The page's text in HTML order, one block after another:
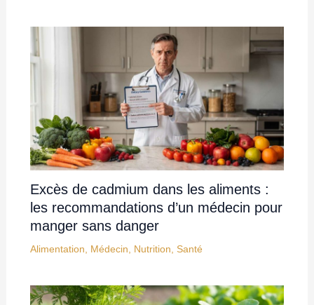
Excès de cadmium dans les aliments :
les recommandations d’un médecin pour
manger sans danger
Alimentation, Médecin, Nutrition, Santé